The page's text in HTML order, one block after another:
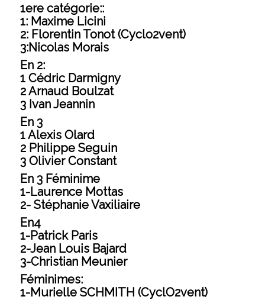
1ere catégorie::
1: Maxime Licini
2: Florentin Tonot (Cyclo2vent)
3:Nicolas Morais
En 2:
1 Cédric Darmigny
2 Arnaud Boulzat
3 Ivan Jeannin
En 3
1 Alexis Olard
2 Philippe Seguin
3 Olivier Constant
En 3 Féminime
1-Laurence Mottas
2- Stéphanie Vaxiliaire
En4
1-Patrick Paris
2-Jean Louis Bajard
3-Christian Meunier
Féminimes:
1-Murielle SCHMITH (CyclO2vent)